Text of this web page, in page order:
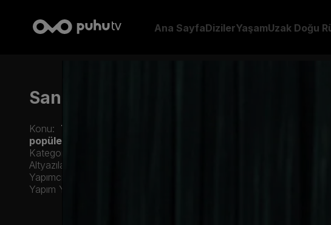
Ana SayfaDizilerYaşamUzak Doğu
Sanatın Ritmi
Konu: Televizyonda pingshu icra eden ilk sanatçı olan Tian
popülerlik kazanmasında önemli bir figür.
Kategori:
Altyazılar:
Yapımcı:
Yapım Yılı: